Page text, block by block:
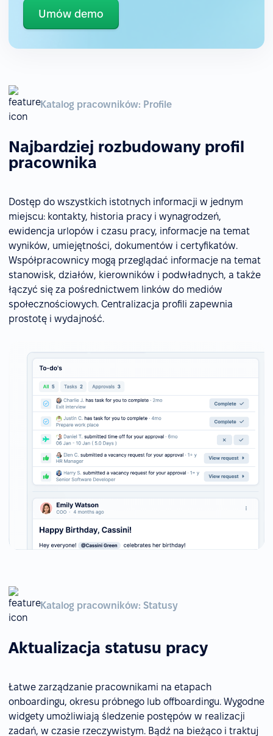
Umów demo
Katalog pracowników: Profile
Najbardziej rozbudowany profil
pracownika
Dostęp do wszystkich istotnych informacji w jednym
miejscu: kontakty, historia pracy i wynagrodzeń,
ewidencja urlopów i czasu pracy, informacje na temat
wyników, umiejętności, dokumentów i certyfikatów.
Współpracownicy mogą przeglądać informacje na temat
stanowisk, działów, kierowników i podwładnych, a także
łączyć się za pośrednictwem linków do mediów
społecznościowych. Centralizacja profili zapewnia
prostotę i wydajność.
Katalog pracowników: Statusy
Aktualizacja statusu pracy
Łatwe zarządzanie pracownikami na etapach
onboardingu, okresu próbnego lub offboardingu. Wygodne
widgety umożliwiają śledzenie postępów w realizacji
zadań, w czasie rzeczywistym. Bądź na bieżąco i traktuj